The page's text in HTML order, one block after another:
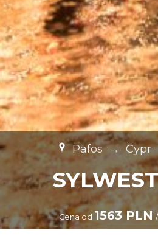
Pafos → Cypr
Cena od 1563 PLN